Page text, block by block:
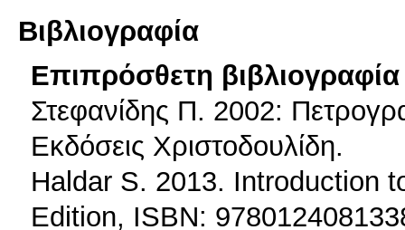
Βιβλιογραφία
Επιπρόσθετη βιβλιογραφία
Στεφανίδης Π. 2002:
Εκδόσεις Χριστοδουλίδη.
Haldar S. 2013. Introduction
Edition, ISBN: